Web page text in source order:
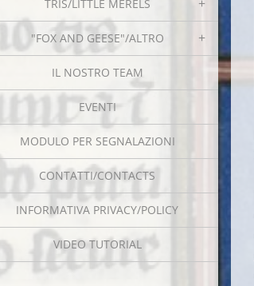
TRIS/LITTLE MERELS
"FOX AND GEESE"/ALTRO
IL NOSTRO TEAM
EVENTI
MODULO PER SEGNALAZIONI
CONTATTI/CONTACTS
INFORMATIVA PRIVACY/POLICY
VIDEO TUTORIAL